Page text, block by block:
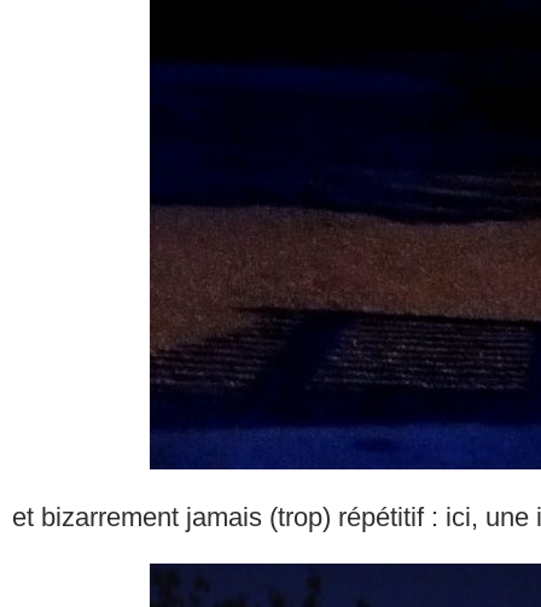
et bizarrement jamais (trop) répétitif : ici, une